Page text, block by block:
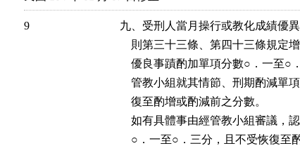
9
九、受刑人當月操行或教化成績優
則第三十三條、第四十三條規
優良事蹟酌加單項分數○．一至
管教小組就其情節、刑期酌減
    復至酌增或酌減前之分數。
如有具體事由經管教小組審議
○．一至○．三分，且不受恢復至